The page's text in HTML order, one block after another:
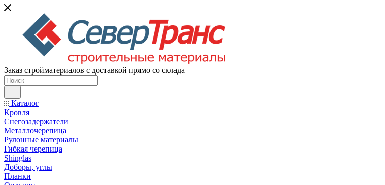
Заказ стройматериалов с доставкой прямо со склада
Каталог
Кровля
Снегозадержатели
Металлочерепица
Рулонные материалы
Гибкая черепица
Shinglas
Доборы, углы
Планки